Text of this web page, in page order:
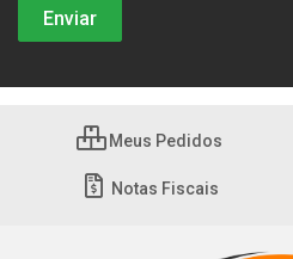
Meus Pedidos
Notas Fiscais